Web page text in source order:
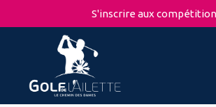
S'inscrire aux